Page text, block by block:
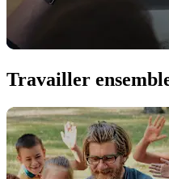
Travailler